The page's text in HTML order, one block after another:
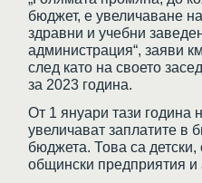
бюджет, е увеличаване
здравни и учебни
администрация“, заяви
след като на своето
за 2023 година.
От 1 януари тази
увеличават заплатите в
бюджета. Това са
общински предприятия